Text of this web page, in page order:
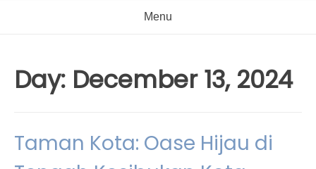
Menu
Day: December 13, 2024
Taman Kota: Oase Hijau di